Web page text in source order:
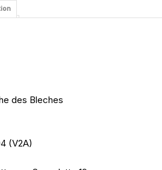
des Bleches
(V2A)